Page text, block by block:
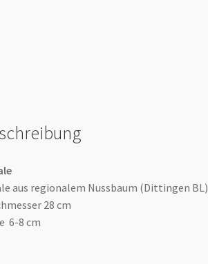
aus regionalem Nussbaum (Dittingen BL)
28 cm
6-8 cm